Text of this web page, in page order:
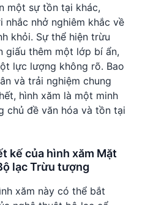
một sự tồn tại khác,
nhở nghiêm khắc về
khỏi. Sự thể hiện trừu
giấu thêm một lớp bí ẩn,
lực lượng không rõ. Bao
và trải nghiệm chung
hình xăm là một minh
chủ đề văn hóa và tồn tại
kế của hình xăm Mặt
lạc Trừu tượng
xăm này có thể bắt